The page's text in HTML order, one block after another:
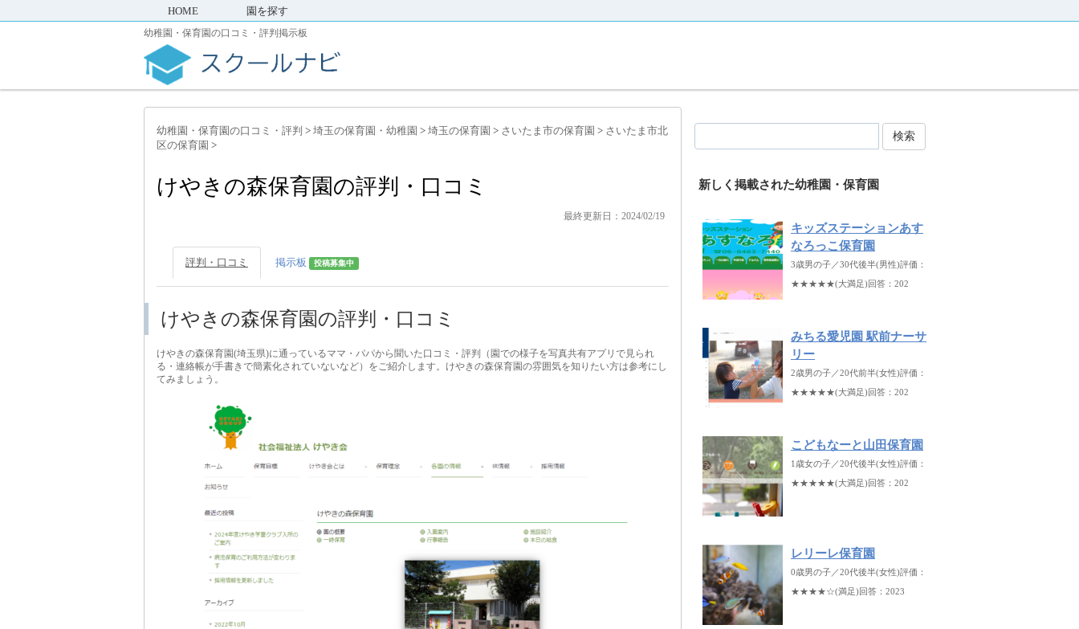
HOME 園を探す
幼稚園・保育園の口コミ・評判掲示板
幼稚園・保育園の口コミ・評判 > 埼玉の保育園・幼稚園 > 埼玉の保育園 > さいたま市の保育園 > さいたま市北
区の保育園 >
けやきの森保育園の評判・口コミ
最終更新日：2024/02/19
評判・口コミ 掲示板 投稿募集中
けやきの森保育園の評判・口コミ
けやきの森保育園(埼玉県)に通っているママ・パパから聞いた口コミ・評判（園での様子を写真共有アプリで見られ
る・連絡帳が手書きで簡素化されていないなど）をご紹介します。けやきの森保育園の雰囲気を知りたい方は参考にし
てみましょう。
検索
新しく掲載された幼稚園・保育園
キッズステーションあす
なろっこ保育園
3歳男の子／30代後半(男性)評価：
★★★★★(大満足)回答：202
みちる愛児園 駅前ナーサ
リー
2歳男の子／20代前半(女性)評価：
★★★★★(大満足)回答：202
こどもなーと山田保育園
1歳女の子／20代後半(女性)評価：
★★★★★(大満足)回答：202
レリーレ保育園
0歳男の子／20代後半(女性)評価：
★★★★☆(満足)回答：2023